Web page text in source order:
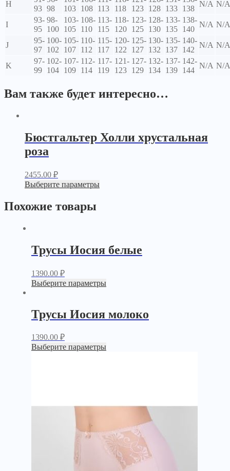
H
93 98
103 108 113
118
123 128 133 138
N/A N/A
I
93-
95
98-
100
103-
105
108-
110
113-
115
118-
120
123-
125
128-
130
133-
135
138-
140
N/A N/A
J
95-
97
100-
102
105-
107
110-
112
115-
117
120-
122
125-
127
130-
132
135-
137
140-
142
N/A N/A
K
97-
99
102-
104
107-
109
112-
114
117-
119
121-
123
127-
129
132-
134
137-
139
142-
144
N/A N/A
Вам также будет интересно…
Бюстгальтер Холли хрустальная
роза
2455.00 ₽
Выберите параметры
Похожие товары
Трусы Иосия белые
1390.00 ₽
Выберите параметры
Трусы Иосия молоко
1390.00 ₽
Выберите параметры